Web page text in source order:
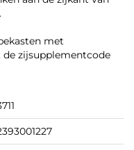
met
zijsupplementcode